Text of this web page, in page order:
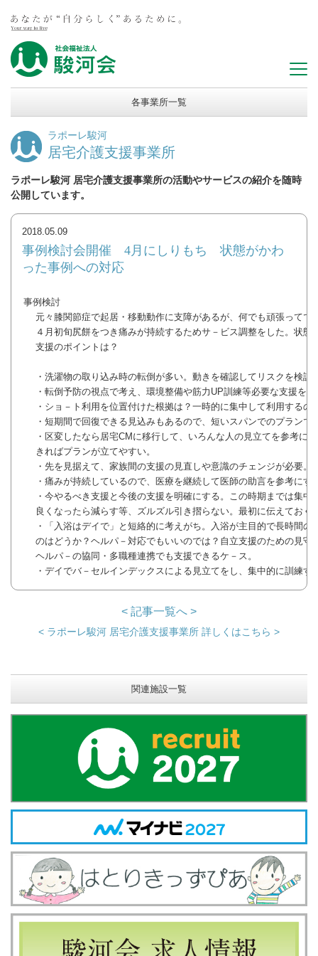
各事業所一覧
ラポーレ駿河
居宅介護支援事業所
ラポーレ駿河 居宅介護支援事業所の活動やサービスの紹介を随時
公開しています。
2018.05.09
事例検討会開催 4月にしりもち 状態がかわ
った事例への対応
事例検討
元々膝関節症で起居・移動動作に支障があるが、何でも頑張ってで
４月初旬尻餅をつき痛みが持続するためサ－ビス調整をした。状態
支援のポイントは？
・洗濯物の取り込み時の転倒が多い。動きを確認してリスクを検証
・転倒予防の視点で考え、環境整備や筋力UP訓練等必要な支援を
・ショ－ト利用を位置付けた根拠は？一時的に集中して利用するの
・短期間で回復できる見込みもあるので、短いスパンでのプランで
・区変したなら居宅CMに移行して、いろんな人の見立てを参考に
きればプランが立てやすい。
・先を見据えて、家族間の支援の見直しや意識のチェンジが必要。
・痛みが持続しているので、医療を継続して医師の助言を参考にす
・今やるべき支援と今後の支援を明確にする。この時期までは集中
良くなったら減らす等、ズルズル引き摺らない。最初に伝えておく
・「入浴はデイで」と短絡的に考えがち。入浴が主目的で長時間の
のはどうか？ヘルパ－対応でもいいのでは？自立支援のための見守
ヘルパ－の協同・多職種連携でも支援できるケ－ス。
・デイでバ－セルインデックスによる見立てをし、集中的に訓練す
< 記事一覧へ >
< ラポーレ駿河 居宅介護支援事業所 詳しくはこちら >
関連施設一覧